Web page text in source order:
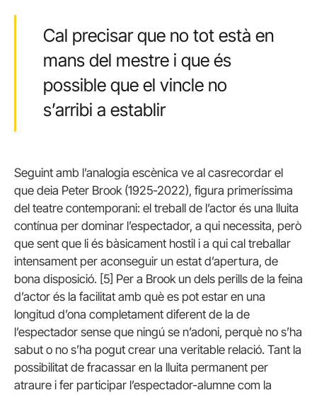
Cal precisar que no tot està en
mans del mestre i que és
possible que el vincle no
s’arribi a establir
Seguint amb l’analogia escènica ve al casrecordar el
que deia Peter Brook (1925-2022), figura primeríssima
del teatre contemporani: el treball de l’actor és una lluita
contínua per dominar l’espectador, a qui necessita, però
que sent que li és bàsicament hostil i a qui cal treballar
intensament per aconseguir un estat d’apertura, de
bona disposició. [5] Per a Brook un dels perills de la feina
d’actor és la facilitat amb què es pot estar en una
longitud d’ona completament diferent de la de
l’espectador sense que ningú se n’adoni, perquè no s’ha
sabut o no s’ha pogut crear una veritable relació. Tant la
possibilitat de fracassar en la lluita permanent per
atraure i fer participar l’espectador-alumne com la